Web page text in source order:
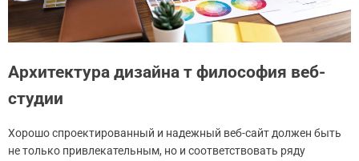
Архитектура дизайна т философия веб-
студии
Хорошо спроектированный и надежный веб-сайт должен быть
не только привлекательным, но и соответствовать ряду